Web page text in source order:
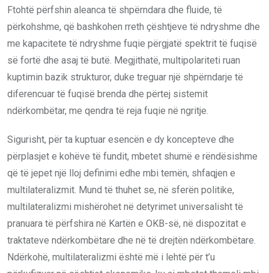
Ftohtë përfshin aleanca të shpërndara dhe fluide, të
përkohshme, që bashkohen rreth çështjeve të ndryshme dhe
me kapacitete të ndryshme fuqie përgjatë spektrit të fuqisë
së fortë dhe asaj të butë. Megjithatë, multipolariteti ruan
kuptimin bazik strukturor, duke treguar një shpërndarje të
diferencuar të fuqisë brenda dhe përtej sistemit
ndërkombëtar, me qendra të reja fuqie në ngritje.
Sigurisht, për ta kuptuar esencën e dy koncepteve dhe
përplasjet e kohëve të fundit, mbetet shumë e rëndësishme
që të jepet një lloj definimi edhe mbi temën, shfaqjen e
multilateralizmit. Mund të thuhet se, në sferën politike,
multilateralizmi mishërohet në detyrimet universalisht të
pranuara të përfshira në Kartën e OKB-së, në dispozitat e
traktateve ndërkombëtare dhe në të drejtën ndërkombëtare.
Ndërkohë, multilateralizmi është më i lehtë për t’u